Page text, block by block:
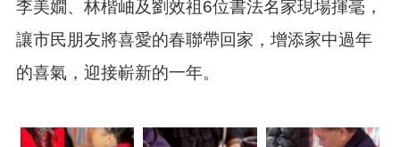
關
資
料
活
名
李美嫺、林楷岫及劉效祖6位書法名家現場揮毫，
讓市民朋友將喜愛的春聯帶回家，增添家中過年
的喜氣，迎接嶄新的一年。